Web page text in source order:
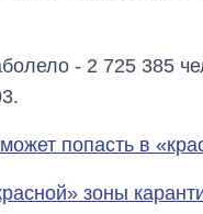
- 2 725 385
попасть в
зоны